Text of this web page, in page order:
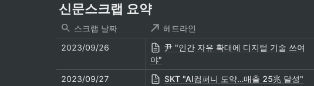
신문스크랩 요약
스크랩 날짜 헤드라인
2023/09/26
尹 "인간 자유 확대에 디지털 기술 쓰여
야"
2023/09/27
SKT "AI컴퍼니 도약…매출 25兆 달성"